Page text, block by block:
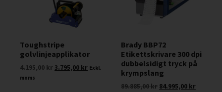
Toughstripe
golvlinjeapplikator
4.195,00kr3.795,00 kr Exkl.
moms
Brady BBP72
Etikettskrivare 300 dpi
dubbelsidigt tryck på
krympslang
89.885,00kr 84.995,00 kr